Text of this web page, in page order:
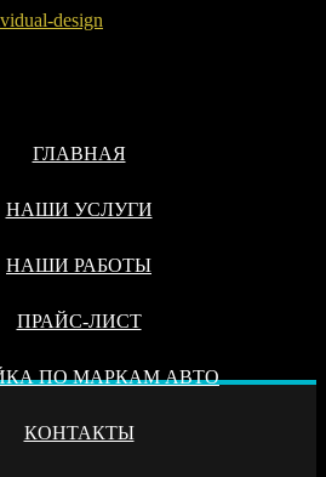
ГЛАВНАЯ
НАШИ УСЛУГИ
НАШИ РАБОТЫ
ПРАЙС-ЛИСТ
ПО МАРКАМ АВТО
КОНТАКТЫ